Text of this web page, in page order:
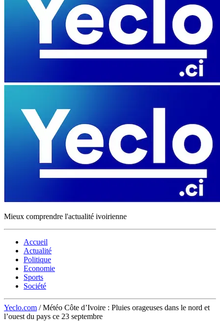
Mieux comprendre l'actualité ivoirienne
Accueil
Actualité
Politique
Economie
Sports
Société
Yeclo.com / Météo Côte d’Ivoire : Pluies orageuses dans le nord et
l’ouest du pays ce 23 septembre